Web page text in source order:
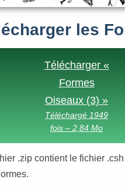
les
Télécharger «
Formes
Oiseaux (3) »
Téléchargé 1949
fois – 2,84 Mo
.zip contient le fichier .csh